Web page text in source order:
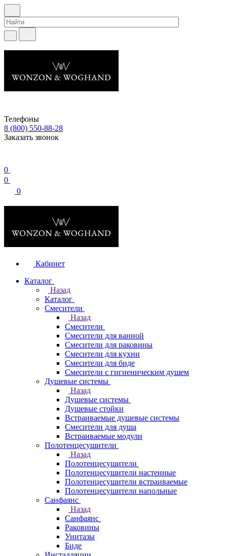
Телефоны
8 (800) 550-88-28
Заказать звонок
0
0
0
Кабинет
Каталог
Назад
Каталог
Смесители
Назад
Смесители
Смесители для ванной
Смесители для раковины
Смесители для кухни
Смесители для биде
Смесители с гигиеническим душем
Душевые системы
Назад
Душевые системы
Душевые стойки
Встраиваемые душевые системы
Смесители для душа
Встраиваемые модули
Полотенцесушители
Назад
Полотенцесушители
Полотенцесушители настенные
Полотенцесушители встраиваемые
Полотенцесушители напольные
Санфаянс
Назад
Санфаянс
Раковины
Унитазы
Биде